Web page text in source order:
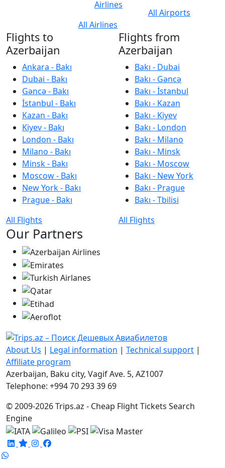
Airlines
All Airlines
All Airports
Flights to
Azerbaijan
Ankara - Bakı
Dubai - Bakı
Gəncə - Bakı
İstanbul - Bakı
Kazan - Bakı
Kiyev - Bakı
London - Bakı
Milano - Bakı
Minsk - Bakı
Moscow - Bakı
New York - Bakı
Prague - Bakı
All Flights
Flights from
Azerbaijan
Bakı - Dubai
Bakı - Gəncə
Bakı - İstanbul
Bakı - Kazan
Bakı - Kiyev
Bakı - London
Bakı - Milano
Bakı - Minsk
Bakı - Moscow
Bakı - New York
Bakı - Prague
Bakı - Tbilisi
All Flights
Our Partners
About Us | Legal information | Technical support |
Affiliate program
Azerbaijan, Baku city, Vagif Ave. 5, AZ1007
Telephone: +994 70 293 39 69
© 2009-2026 Trips.az - Cheap Flight Tickets Search
Engine